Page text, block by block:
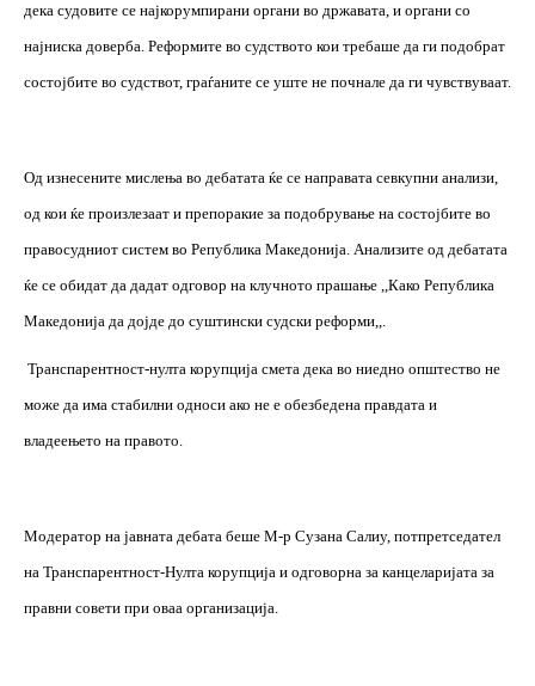
дека судовите се најкорумпирани органи во државата, и органи со
најниска доверба. Реформите во судството кои требаше да ги подобрат
состојбите во судствот, граѓаните се уште не почнале да ги чувствуваат.
Од изнесените мислења во дебатата ќе се направата севкупни анализи,
од кои ќе произлезаат и препоракие за подобрување на состојбите во
правосудниот систем во Република Македонија. Анализите од дебатата
ќе се обидат да дадат одговор на клучното прашање ,,Како Република
Македонија да дојде до суштински судски реформи,,.
Транспарентност-нулта корупција смета дека во ниедно општество не
може да има стабилни односи ако не е обезбедена правдата и
владеењето на правото.
Модератор на јавната дебата беше М-р Сузана Салиу, потпретседател
на Транспарентност-Нулта корупција и одговорна за канцеларијата за
правни совети при оваа организација.